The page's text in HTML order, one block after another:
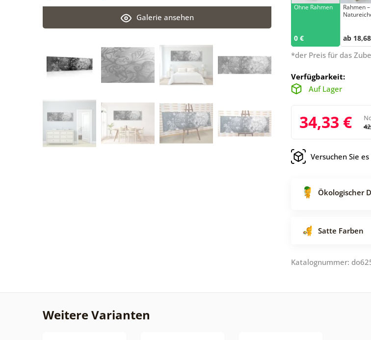
Galerie ansehen
Ohne Rahmen
0 €
Rahmen –
ab
*der Preis für das
Verfügbarkeit:
Auf Lager
34,33 €
Versuchen Sie
Ökologischer
Satte Farben
Katalognummer:
Weitere Varianten